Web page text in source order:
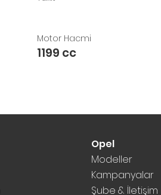
Motor Hacmi
1199 cc
Opel
Modeller
Kampanyalar
Şube & İletişim